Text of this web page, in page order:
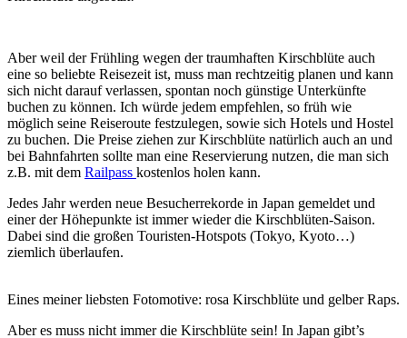
Aber weil der Frühling wegen der traumhaften Kirschblüte auch
eine so beliebte Reisezeit ist, muss man rechtzeitig planen und kann
sich nicht darauf verlassen, spontan noch günstige Unterkünfte
buchen zu können. Ich würde jedem empfehlen, so früh wie
möglich seine Reiseroute festzulegen, sowie sich Hotels und Hostel
zu buchen. Die Preise ziehen zur Kirschblüte natürlich auch an und
bei Bahnfahrten sollte man eine Reservierung nutzen, die man sich
z.B. mit dem Railpass kostenlos holen kann.
Jedes Jahr werden neue Besucherrekorde in Japan gemeldet und
einer der Höhepunkte ist immer wieder die Kirschblüten-Saison.
Dabei sind die großen Touristen-Hotspots (Tokyo, Kyoto…)
ziemlich überlaufen.
Eines meiner liebsten Fotomotive: rosa Kirschblüte und gelber Raps.
Aber es muss nicht immer die Kirschblüte sein! In Japan gibt’s